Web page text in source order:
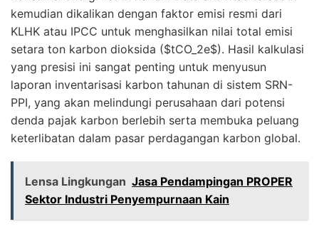
kemudian dikalikan dengan faktor emisi resmi dari
KLHK atau IPCC untuk menghasilkan nilai total emisi
setara ton karbon dioksida ($tCO_2e$). Hasil kalkulasi
yang presisi ini sangat penting untuk menyusun
laporan inventarisasi karbon tahunan di sistem SRN-
PPI, yang akan melindungi perusahaan dari potensi
denda pajak karbon berlebih serta membuka peluang
keterlibatan dalam pasar perdagangan karbon global.
Lensa Lingkungan Jasa Pendampingan PROPER
Sektor Industri Penyempurnaan Kain